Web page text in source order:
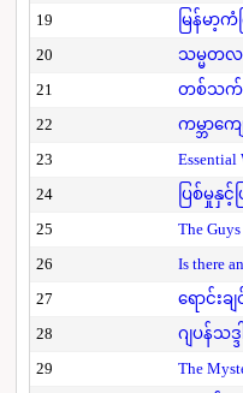
19 မြန်မာ့
20
သမ္မတလ
21
တစ်သက်တ
22
ကမ္ဘာက
23
Essential
24
ပြစ်မှုနှ
25
The
26
Is there
27
ရောင်းခ
28
ဂျပန်သ
29
The